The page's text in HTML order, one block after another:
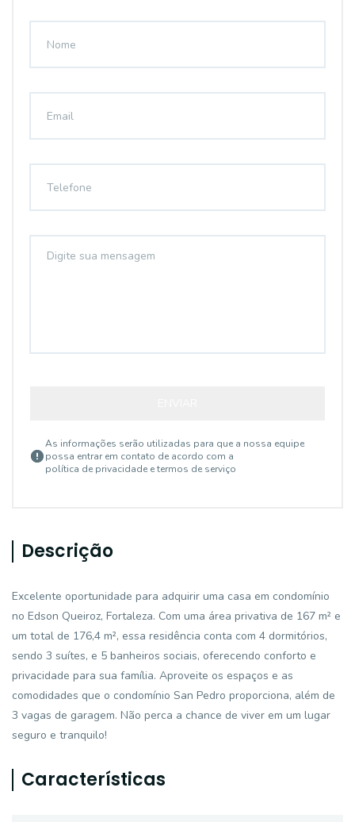
As informações serão utilizadas para que a nossa equipe
possa entrar em contato de acordo com a
política de privacidade e termos de serviço
Descrição
Excelente oportunidade para adquirir uma casa em condomínio
no Edson Queiroz, Fortaleza. Com uma área privativa de 167 m² e
um total de 176,4 m², essa residência conta com 4 dormitórios,
sendo 3 suítes, e 5 banheiros sociais, oferecendo conforto e
privacidade para sua família. Aproveite os espaços e as
comodidades que o condomínio San Pedro proporciona, além de
3 vagas de garagem. Não perca a chance de viver em um lugar
seguro e tranquilo!
Características